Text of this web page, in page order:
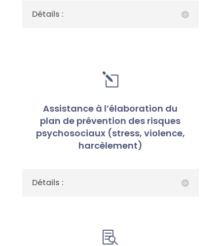
Détails :
l
Assistance à l’élaboration du
plan de prévention des risques
psychosociaux (stress, violence,
harcèlement)
Détails :
